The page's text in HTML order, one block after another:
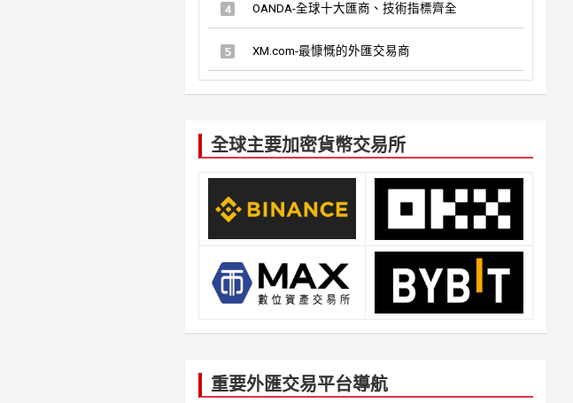
OANDA-全球十大匯商、技術指標齊全
XM.com-最慷慨的外匯交易商
全球主要加密貨幣交易所
重要外匯交易平台導航